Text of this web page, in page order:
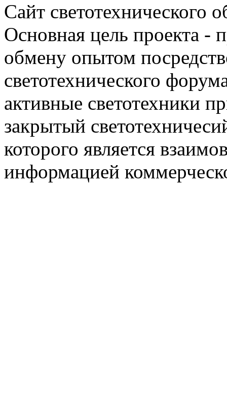
Сайт светотехнического
Основная цель проекта -
обмену опытом
светотехнического
активные светотехники
закрытый
которого является
информацией